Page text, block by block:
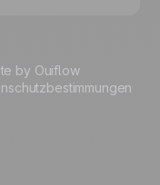
by Ouiflow